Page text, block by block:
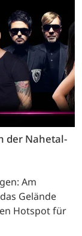
der Nahetal-
Am
Gelände
Hotspot für